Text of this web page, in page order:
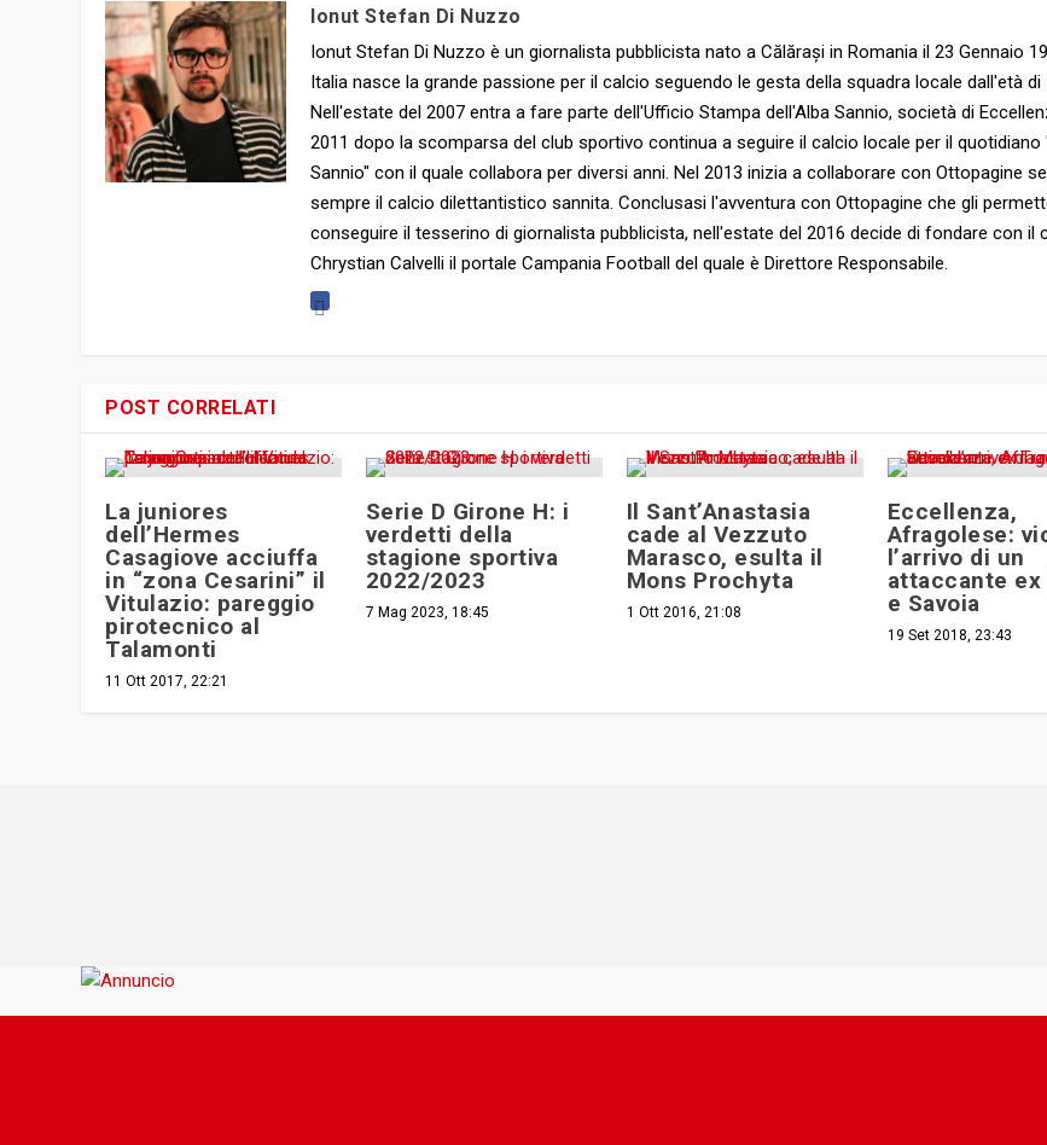
Ionut Stefan Di Nuzzo
Ionut Stefan Di Nuzzo è un giornalista pubblicista nato a Călărași in Romania il 23 Gennaio
Italia nasce la grande passione per il calcio seguendo le gesta della squadra locale dall'età di
Nell'estate del 2007 entra a fare parte dell'Ufficio Stampa dell'Alba Sannio, società di
2011 dopo la scomparsa del club sportivo continua a seguire il calcio locale per il quotidiano
Sannio" con il quale collabora per diversi anni. Nel 2013 inizia a collaborare con Ottopagine
sempre il calcio dilettantistico sannita. Conclusasi l'avventura con Ottopagine che gli
conseguire il tesserino di giornalista pubblicista, nell'estate del 2016 decide di fondare con il
Chrystian Calvelli il portale Campania Football del quale è Direttore Responsabile.
POST CORRELATI
La juniores
dell’Hermes
Casagiove acciuffa
in “zona Cesarini” il
Vitulazio: pareggio
pirotecnico al
Talamonti
11 Ott 2017, 22:21
Serie D Girone H: i
verdetti della
stagione sportiva
2022/2023
7 Mag 2023, 18:45
Il Sant’Anastasia
cade al Vezzuto
Marasco, esulta il
Mons Prochyta
1 Ott 2016, 21:08
Eccellenza,
Afragolese:
l’arrivo di un
attaccante ex
e Savoia
19 Set 2018, 23:43